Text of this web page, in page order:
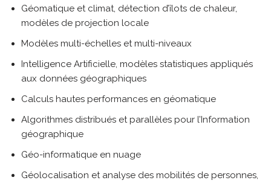
Géomatique et climat, détection d’îlots de chaleur,
modèles de projection locale
Modèles multi-échelles et multi-niveaux
Intelligence Artificielle, modèles statistiques appliqués
aux données géographiques
Calculs hautes performances en géomatique
Algorithmes distribués et parallèles pour l’Information
géographique
Géo-informatique en nuage
Géolocalisation et analyse des mobilités de personnes,